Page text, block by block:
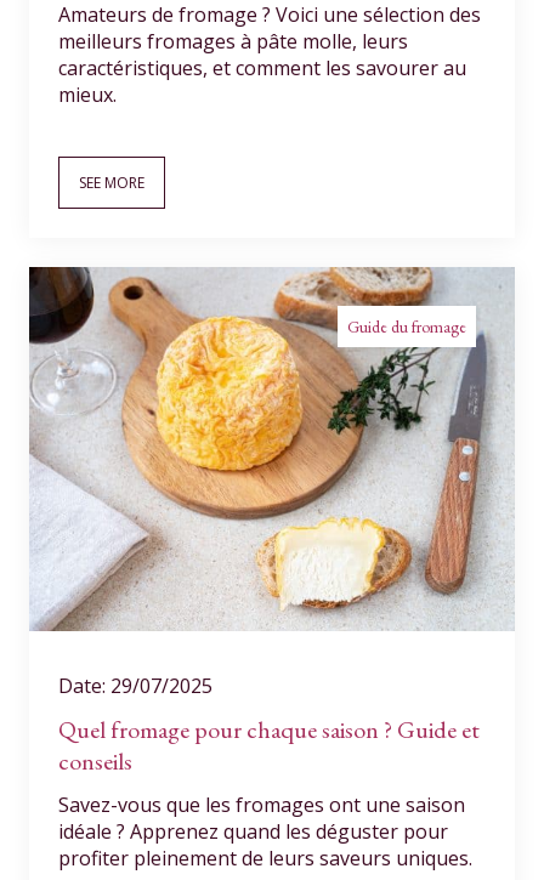
Amateurs de fromage ? Voici une sélection des
meilleurs fromages à pâte molle, leurs
caractéristiques, et comment les savourer au
mieux.
SEE MORE
Guide du fromage
Date: 29/07/2025
Quel fromage pour chaque saison ? Guide et
conseils
Savez-vous que les fromages ont une saison
idéale ? Apprenez quand les déguster pour
profiter pleinement de leurs saveurs uniques.